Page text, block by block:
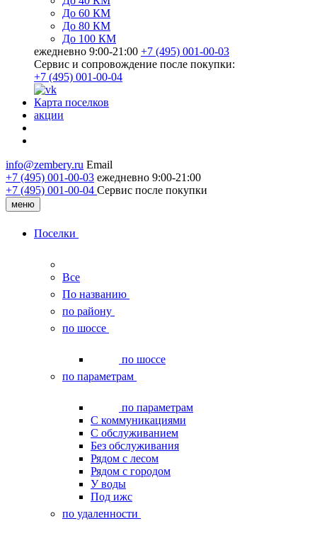
До 60 КМ
До 80 КМ
До 100 КМ
ежедневно 9:00-21:00 +7 (495) 001-00-03
Cервис и сопровождение после покупки:
+7 (495) 001-00-04
Карта поселков
акции
info@zembery.ru Email
+7 (495) 001-00-03 ежедневно 9:00-21:00
+7 (495) 001‑00‑04 Сервис после покупки
меню
Поселки
Все
По названию
по району
по шоссе
по шоссе
по параметрам
по параметрам
С коммуникациями
С обслуживанием
Без обслуживания
Рядом с лесом
Рядом с городом
У воды
Под ижс
по удаленности